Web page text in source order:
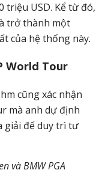
triệu USD. Kể từ đó,
trở thành một
của hệ thống này.
World Tour
cũng xác nhận
mà anh dự định
giải để duy trì tư
và BMW PGA